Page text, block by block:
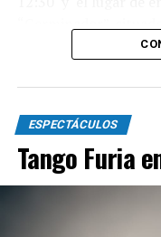
Habrá danzas
sobre. Para mas
sapp 2236104302
ESPECTÁCULOS
Tango Furia